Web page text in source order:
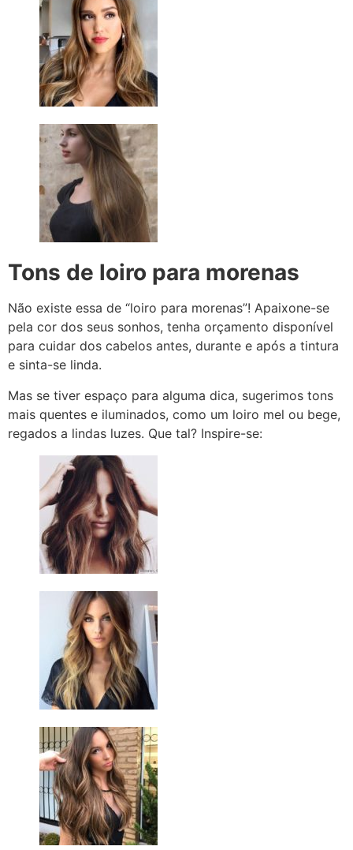
Tons de loiro para morenas
Não existe essa de “loiro para morenas”! Apaixone-se
pela cor dos seus sonhos, tenha orçamento disponível
para cuidar dos cabelos antes, durante e após a tintura
e sinta-se linda.
Mas se tiver espaço para alguma dica, sugerimos tons
mais quentes e iluminados, como um loiro mel ou bege,
regados a lindas luzes. Que tal? Inspire-se: